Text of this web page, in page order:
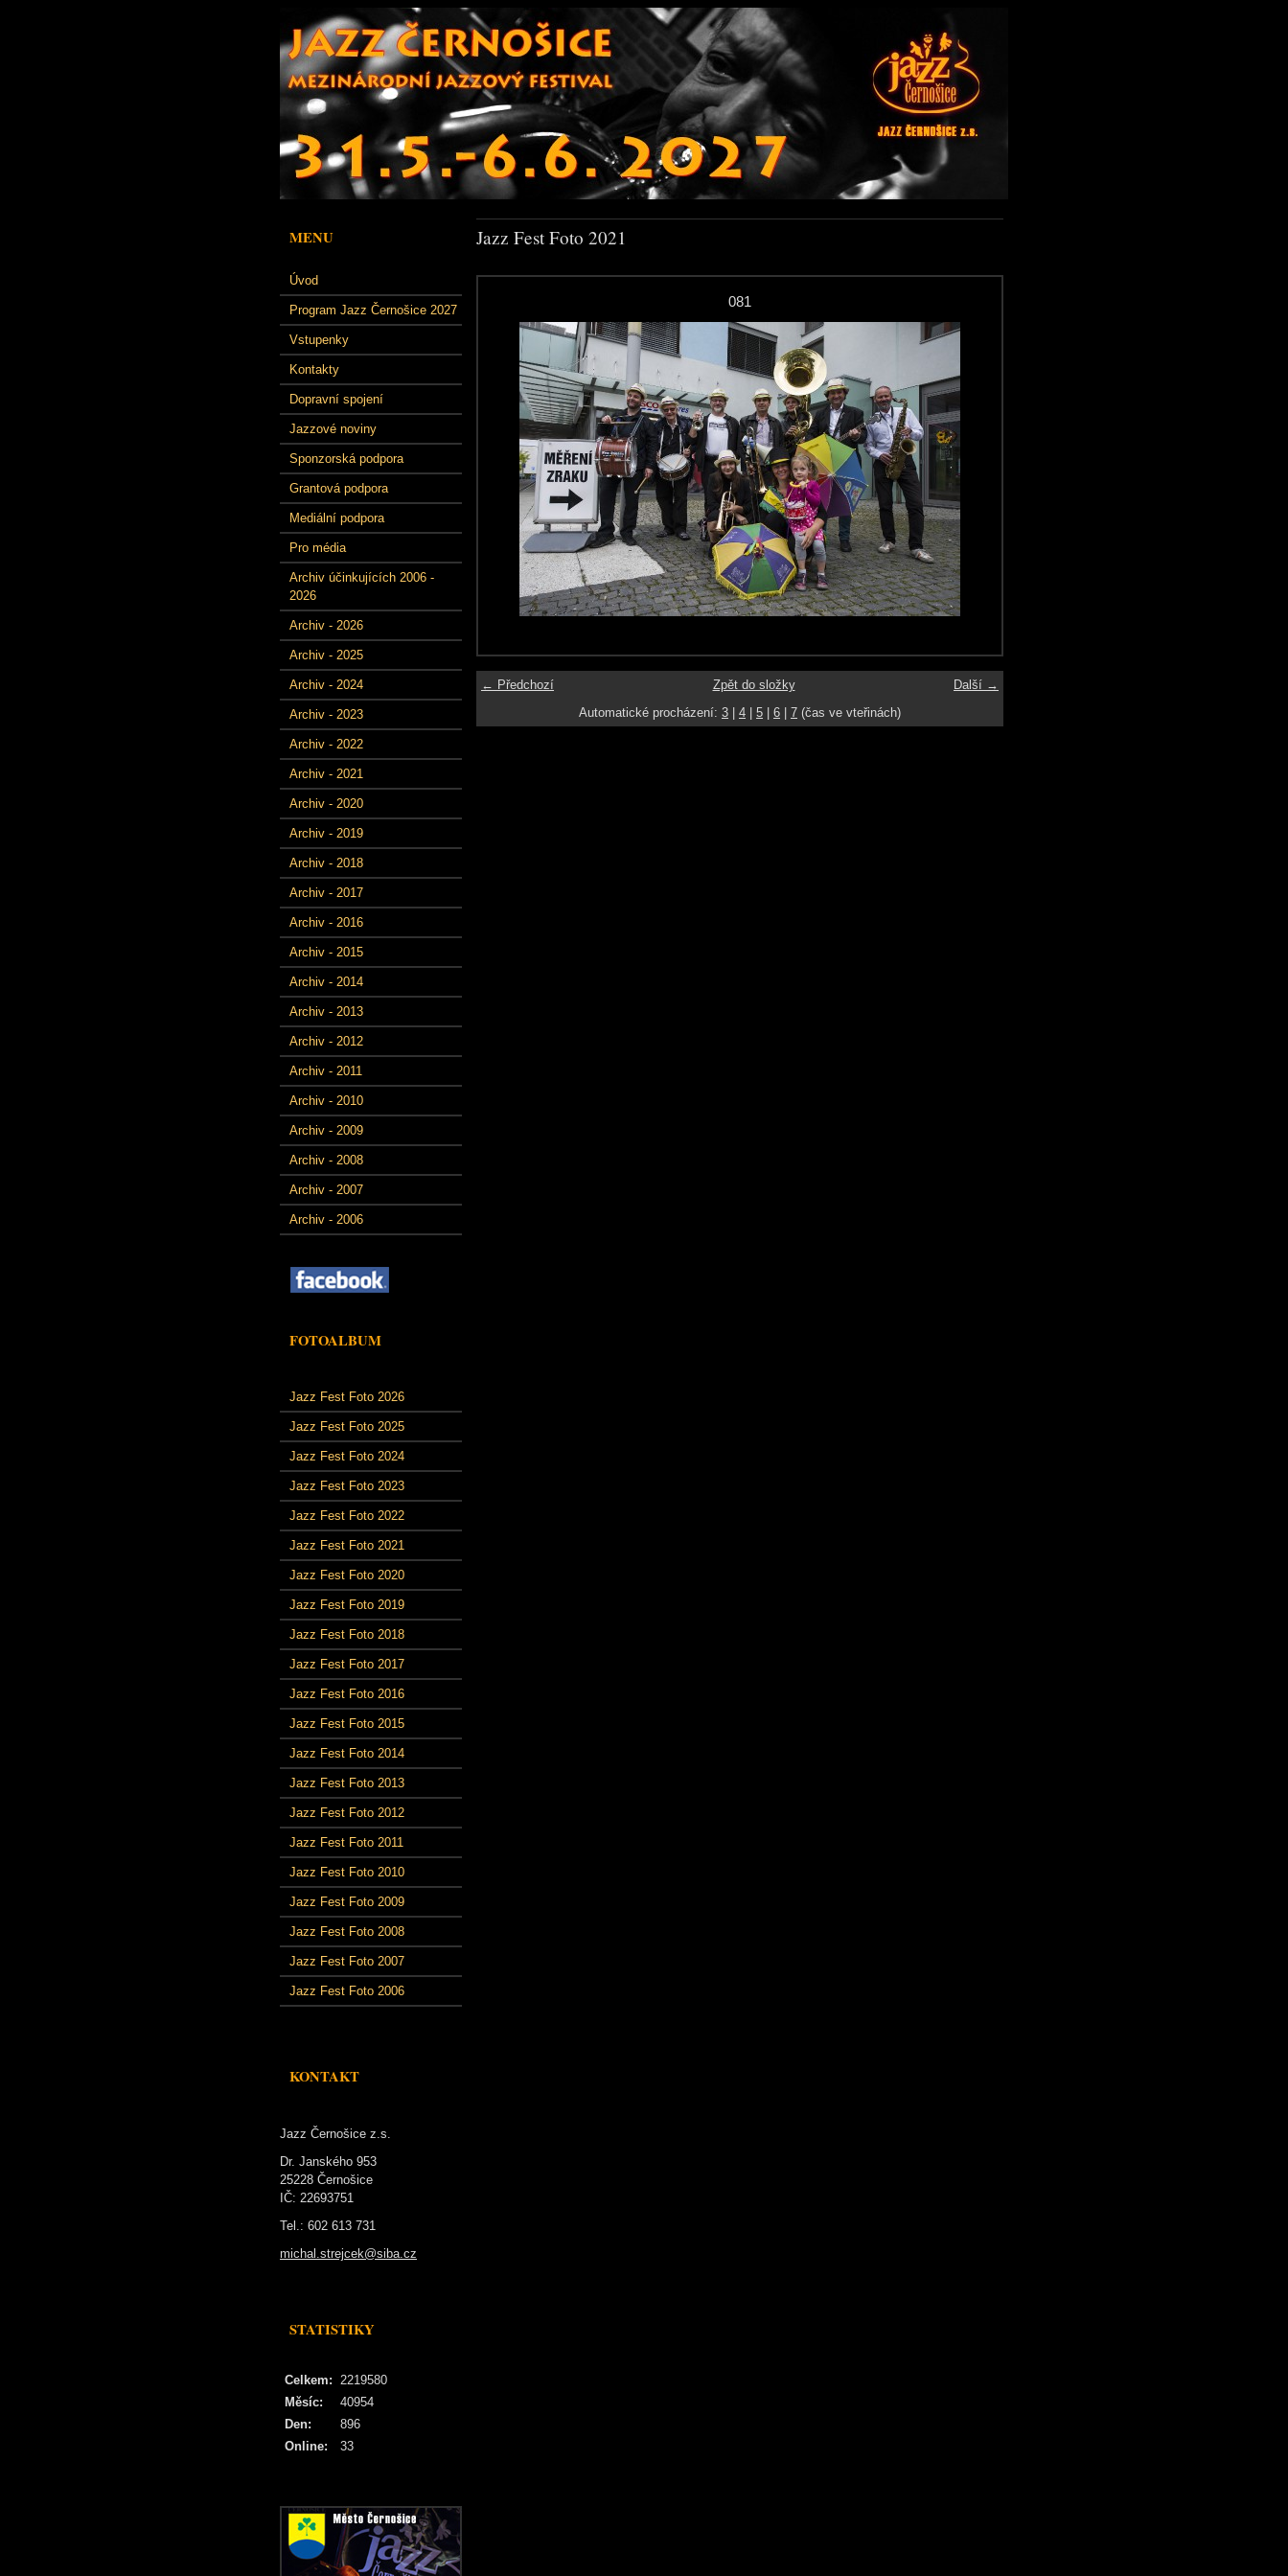
MENU
Úvod
Program Jazz Černošice 2027
Vstupenky
Kontakty
Dopravní spojení
Jazzové noviny
Sponzorská podpora
Grantová podpora
Mediální podpora
Pro média
Archiv účinkujících 2006 -
2026
Archiv - 2026
Archiv - 2025
Archiv - 2024
Archiv - 2023
Archiv - 2022
Archiv - 2021
Archiv - 2020
Archiv - 2019
Archiv - 2018
Archiv - 2017
Archiv - 2016
Archiv - 2015
Archiv - 2014
Archiv - 2013
Archiv - 2012
Archiv - 2011
Archiv - 2010
Archiv - 2009
Archiv - 2008
Archiv - 2007
Archiv - 2006
FOTOALBUM
Jazz Fest Foto 2026
Jazz Fest Foto 2025
Jazz Fest Foto 2024
Jazz Fest Foto 2023
Jazz Fest Foto 2022
Jazz Fest Foto 2021
Jazz Fest Foto 2020
Jazz Fest Foto 2019
Jazz Fest Foto 2018
Jazz Fest Foto 2017
Jazz Fest Foto 2016
Jazz Fest Foto 2015
Jazz Fest Foto 2014
Jazz Fest Foto 2013
Jazz Fest Foto 2012
Jazz Fest Foto 2011
Jazz Fest Foto 2010
Jazz Fest Foto 2009
Jazz Fest Foto 2008
Jazz Fest Foto 2007
Jazz Fest Foto 2006
KONTAKT
Jazz Černošice z.s.
Dr. Janského 953
25228 Černošice
IČ: 22693751
Tel.: 602 613 731
michal.strejcek@siba.cz
STATISTIKY
Online: 33
Celkem: 2219580
Měsíc:
40954
Den:
896
Jazz Fest Foto 2021
081
← Předchozí Další →
Zpět do složky
Automatické procházení: 3 4 5 6 7 (čas ve vteřinách)